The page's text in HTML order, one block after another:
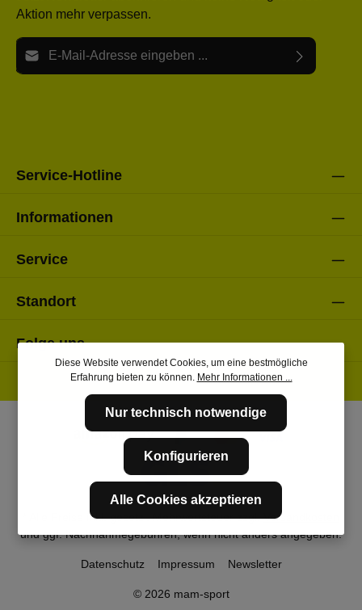
Aktion mehr verpassen.
E-Mail-Adresse*
Service-Hotline
Informationen
Service
Standort
Folge uns
* Alle Preise inkl. gesetzl. Mehrwertsteuer zzgl.Versandkosten
und ggf. Nachnahmegebühren, wenn nicht anders angegeben.
© 2026 mam-sport
Datenschutz Impressum Newsletter
Diese Website verwendet Cookies, um eine bestmögliche
Erfahrung bieten zu können. Mehr Informationen ...
Nur technisch notwendige
Konfigurieren
Alle Cookies akzeptieren